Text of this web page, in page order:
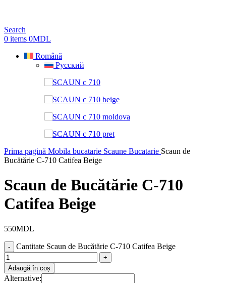
Search
0 items 0MDL
Română
Русский
Prima pagină Mobila bucatarie Scaune Bucatarie Scaun de
Bucătărie C-710 Catifea Beige
Scaun de Bucătărie C-710
Catifea Beige
550MDL
Cantitate Scaun de Bucătărie C-710 Catifea Beige
Adaugă în coș
Alternative: